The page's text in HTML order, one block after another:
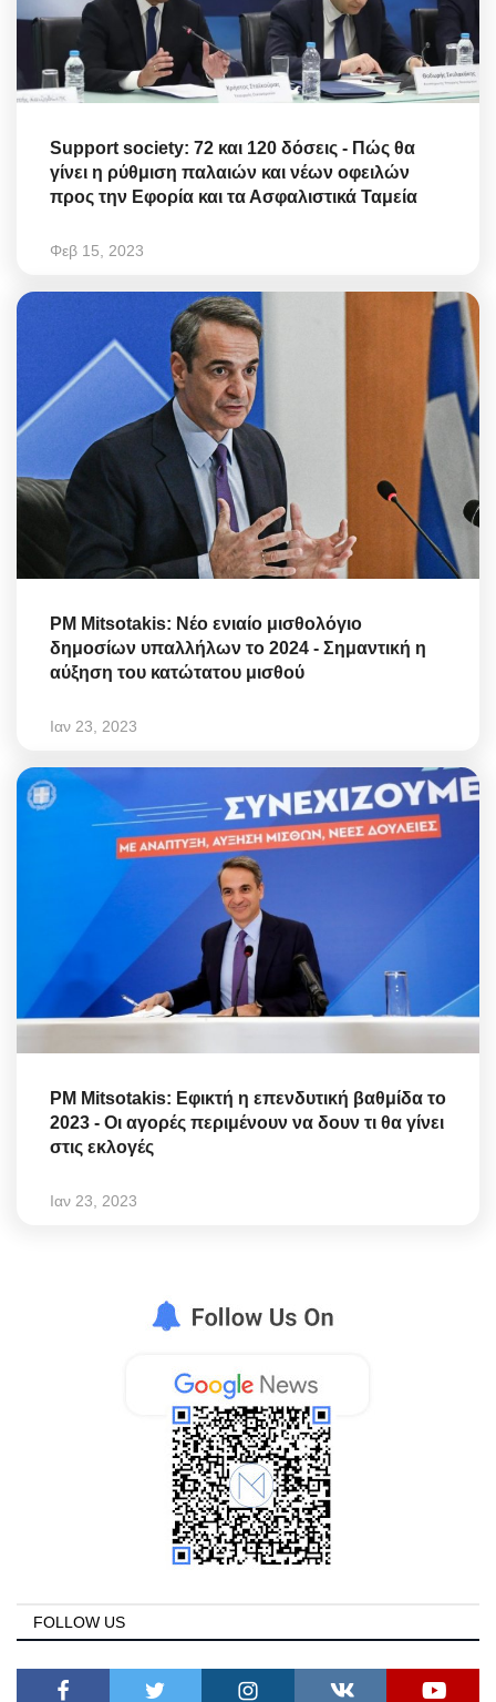
Support society: 72 και 120 δόσεις - Πώς θα
γίνει η ρύθμιση παλαιών και νέων οφειλών
προς την Εφορία και τα Ασφαλιστικά Ταμεία
Φεβ 15, 2023
PM Mitsotakis: Νέο ενιαίο μισθολόγιο
δημοσίων υπαλλήλων το 2024 - Σημαντική η
αύξηση του κατώτατου μισθού
Ιαν 23, 2023
PM Mitsotakis: Εφικτή η επενδυτική βαθμίδα το
2023 - Οι αγορές περιμένουν να δουν τι θα γίνει
στις εκλογές
Ιαν 23, 2023
FOLLOW US